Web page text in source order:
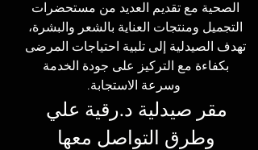
الصحية مع تقديم العديد من مستحضرات
التجميل ومنتجات العناية بالشعر والبشرة،
تهدف الصيدلية إلى تلبية احتياجات المرضى
بكفاءة مع التركيز على جودة الخدمة
وسرعة الاستجابة.
مقر صيدلية د.رقية علي
وطرق التواصل معها